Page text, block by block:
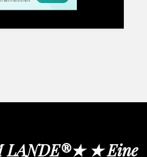
LANDE®★ ★ Eine